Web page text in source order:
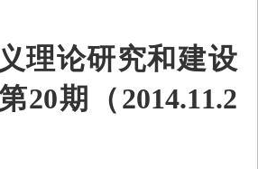
理论研究和建设
20期（2014.11.2